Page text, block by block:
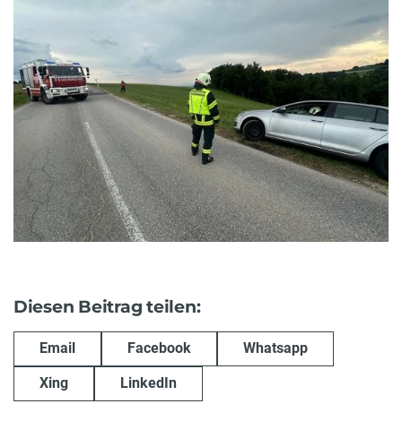
Diesen Beitrag teilen:
Email Facebook Whatsapp
Xing LinkedIn